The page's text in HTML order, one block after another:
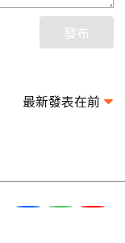
發布
最新發表在前